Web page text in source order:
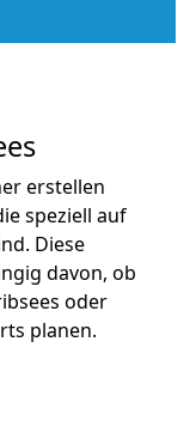
erstellen
speziell auf
Diese
davon, ob
oder
planen.